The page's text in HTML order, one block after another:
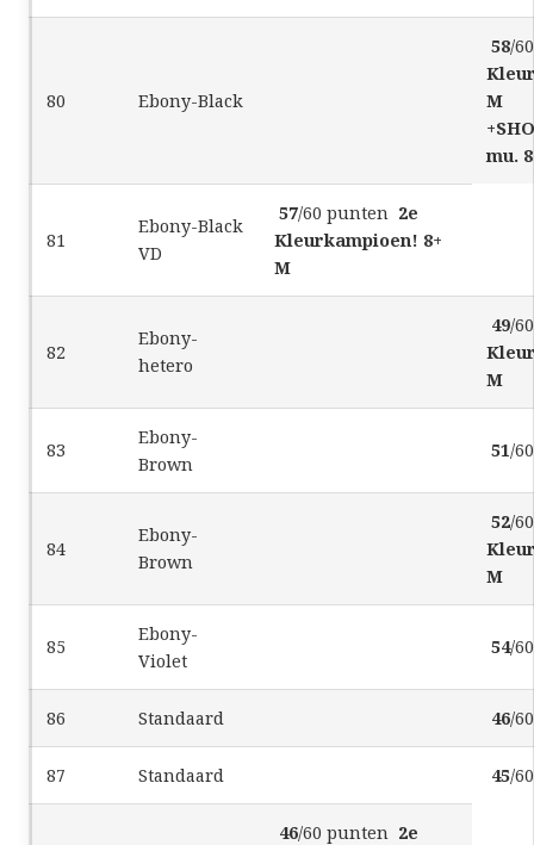
80 Ebony-Black
58/
M
+
mu.
81
Ebony-Black
VD
57/60 punten 2e
Kleurkampioen! 8+
M
82
Ebony-
hetero
49/
M
83
Ebony-
Brown
51/
84
Ebony-
Brown
52/
M
85
Ebony-
Violet
54/
86 Standaard 46/
87 Standaard 45/
46/60 punten 2e